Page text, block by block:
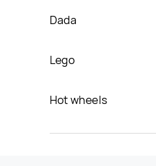
Dada
Lego
Hot wheels